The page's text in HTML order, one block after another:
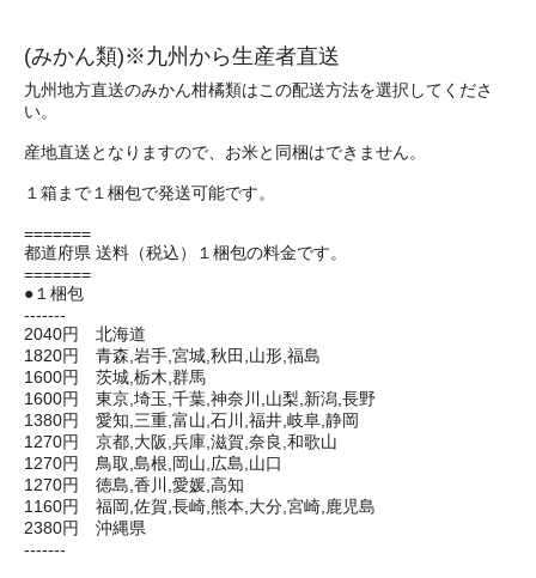
(みかん類)※九州から生産者直送
九州地方直送のみかん柑橘類はこの配送方法を選択してくださ
い。
産地直送となりますので、お米と同梱はできません。
１箱まで１梱包で発送可能です。
=======
都道府県 送料（税込）１梱包の料金です。
=======
●１梱包
-------
2040円 北海道
1820円 青森,岩手,宮城,秋田,山形,福島
1600円 茨城,栃木,群馬
1600円 東京,埼玉,千葉,神奈川,山梨,新潟,長野
1380円 愛知,三重,富山,石川,福井,岐阜,静岡
1270円 京都,大阪,兵庫,滋賀,奈良,和歌山
1270円 鳥取,島根,岡山,広島,山口
1270円 徳島,香川,愛媛,高知
1160円 福岡,佐賀,長崎,熊本,大分,宮崎,鹿児島
2380円 沖縄県
-------